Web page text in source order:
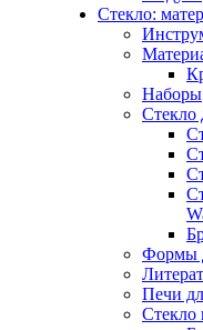
Стекло:
Наборы
Стекло
Формы
Печи
Стекло